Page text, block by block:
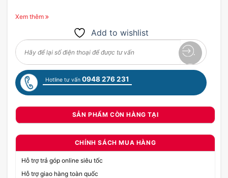
Xem thêm
Add to wishlist
Hotline tư vấn 0948 276 231
SẢN PHẨM CÒN HÀNG TẠI
CHÍNH SÁCH MUA HÀNG
Hỗ trợ trả góp online siêu tốc
Hỗ trợ giao hàng toàn quốc